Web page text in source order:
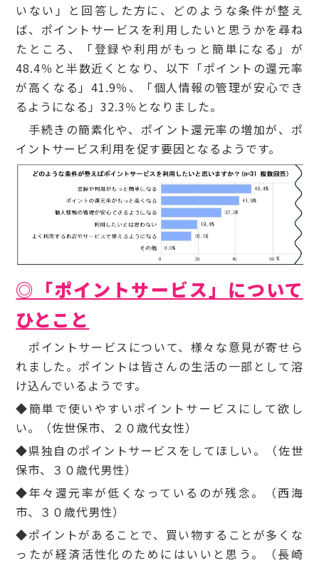
いない」と回答した方に、どのような条件が整え
ば、ポイントサービスを利用したいと思うかを尋ね
たところ、「登録や利用がもっと簡単になる」が
48.4％と半数近くとなり、以下「ポイントの還元率
が高くなる」41.9％、「個人情報の管理が安心でき
るようになる」32.3％となりました。
手続きの簡素化や、ポイント還元率の増加が、ポ
イントサービス利用を促す要因となるようです。
◎「ポイントサービス」について
ひとこと
ポイントサービスについて、様々な意見が寄せら
れました。ポイントは皆さんの生活の一部として溶
け込んでいるようです。
◆簡単で使いやすいポイントサービスにして欲し
い。（佐世保市、２０歳代女性）
◆県独自のポイントサービスをしてほしい。（佐世
保市、３０歳代男性）
◆年々還元率が低くなっているのが残念。（西海
市、３０歳代男性）
◆ポイントがあることで、買い物することが多くな
ったが経済活性化のためにはいいと思う。（長崎